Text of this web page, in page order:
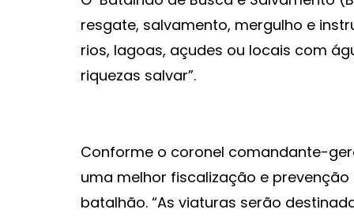
resgate, salvamento, mergulho e
rios, lagoas, açudes ou locais com
riquezas salvar”.
Conforme o coronel comandante-
uma melhor fiscalização e
batalhão. “As viaturas serão